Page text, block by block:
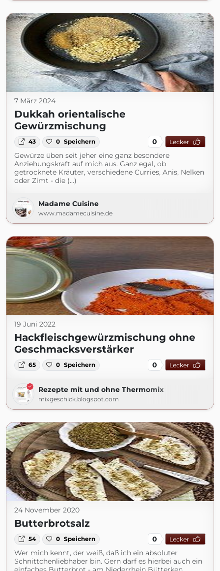
7 März 2024
Dukkah orientalische
Gewürzmischung
43 0 Speichern 0 Lecker
Gewürze üben seit jeher eine ganz besondere
Anziehungskraft auf mich aus. Ganz egal, ob
getrocknete Kräuter, verschiedene Curries, Anis, Nelken
oder Zimt - die (...)
Madame Cuisine
www.madamecuisine.de
19 Juni 2022
Hackfleischgewürzmischung ohne
Geschmacksverstärker
65 0 Speichern 0 Lecker
Rezepte mit und ohne Thermomix
mixgeschick.blogspot.com
24 November 2020
Butterbrotsalz
54 0 Speichern 0 Lecker
Wer mich kennt, der weiß, daß ich ein absoluter
Schnittchenliebhaber bin. Gern darf es hierbei auch ein